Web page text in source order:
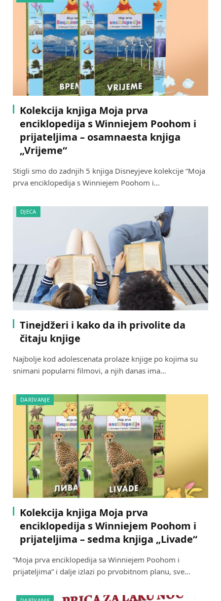
Kolekcija knjiga Moja prva
enciklopedija s Winniejem Poohom i
prijateljima – osamnaesta knjiga
„Vrijeme“
Stigli smo do zadnjih 5 knjiga Disneyjeve kolekcije “Moja
prva enciklopedija s Winniejem Poohom i…
DJECA
Tinejdžeri i kako da ih privolite da
čitaju knjige
Najbolje kod adolescenata prolaze knjige po kojima su
snimani popularni filmovi, a njih danas ima…
DARIVANJE
Kolekcija knjiga Moja prva
enciklopedija s Winniejem Poohom i
prijateljima – sedma knjiga „Livade“
“Moja prva enciklopedija sa Winniejem Poohom i
prijateljima” i dalje izlazi po prvobitnom planu, sve…